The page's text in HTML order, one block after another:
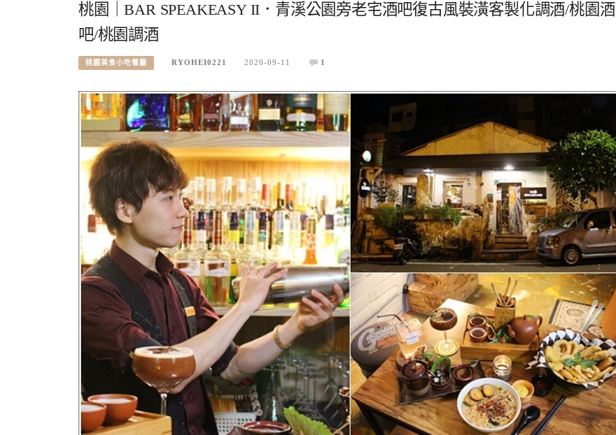
桃園｜BAR SPEAKEASY II．青溪公園旁老宅酒吧復古風裝潢客製化調酒/桃園酒
吧/桃園調酒
桃園美食小吃餐廳 RYOHEI0221 2020-09-11 1